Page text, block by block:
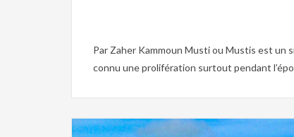
Par Zaher Kammoun Musti ou Mustis est un
connu une prolifération surtout pendant